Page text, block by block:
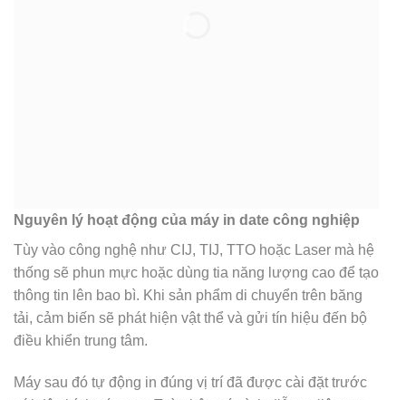
Nguyên lý hoạt động của máy in date công nghiệp
Tùy vào công nghệ như CIJ, TIJ, TTO hoặc Laser mà hệ
thống sẽ phun mực hoặc dùng tia năng lượng cao để tạo
thông tin lên bao bì. Khi sản phẩm di chuyển trên băng
tải, cảm biến sẽ phát hiện vật thể và gửi tín hiệu đến bộ
điều khiển trung tâm.
Máy sau đó tự động in đúng vị trí đã được cài đặt trước